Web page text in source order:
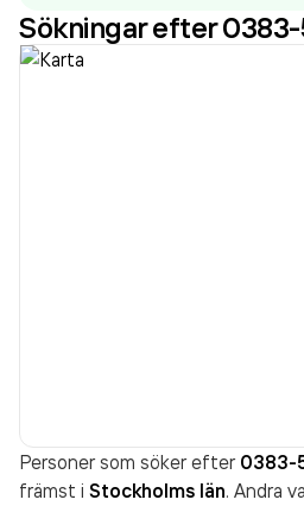
Recycling AB - Vetlanda
3 444 144 000,00 kr
Sökningar efter
Personer som söker efter 0383-
främst i Stockholms län. Andra